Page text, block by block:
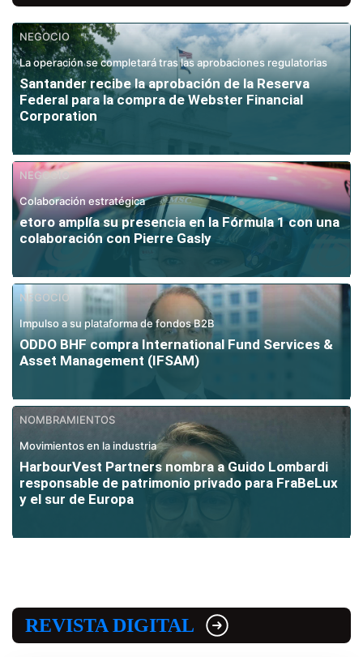
NEGOCIO
La operación se completará tras las aprobaciones regulatorias
Santander recibe la aprobación de la Reserva
Federal para la compra de Webster Financial
Corporation
NEGOCIO
Colaboración estratégica
etoro amplía su presencia en la Fórmula 1 con una
colaboración con Pierre Gasly
NEGOCIO
Impulso a su plataforma de fondos B2B
ODDO BHF compra International Fund Services &
Asset Management (IFSAM)
NOMBRAMIENTOS
Movimientos en la industria
HarbourVest Partners nombra a Guido Lombardi
responsable de patrimonio privado para FraBeLux
y el sur de Europa
REVISTA DIGITAL